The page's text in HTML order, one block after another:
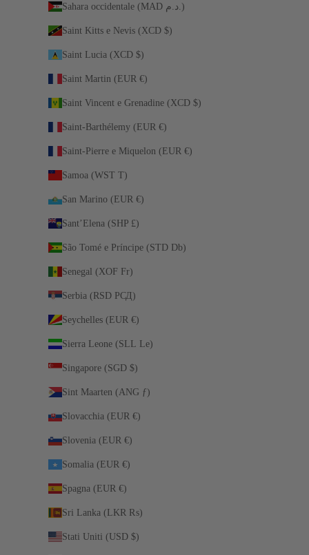
Sahara occidentale (MAD د.م.)
Saint Kitts e Nevis (XCD $)
Saint Lucia (XCD $)
Saint Martin (EUR €)
Saint Vincent e Grenadine (XCD $)
Saint-Barthélemy (EUR €)
Saint-Pierre e Miquelon (EUR €)
Samoa (WST T)
San Marino (EUR €)
Sant’Elena (SHP £)
São Tomé e Príncipe (STD Db)
Senegal (XOF Fr)
Serbia (RSD РСД)
Seychelles (EUR €)
Sierra Leone (SLL Le)
Singapore (SGD $)
Sint Maarten (ANG ƒ)
Slovacchia (EUR €)
Slovenia (EUR €)
Somalia (EUR €)
Spagna (EUR €)
Sri Lanka (LKR ₨)
Stati Uniti (USD $)